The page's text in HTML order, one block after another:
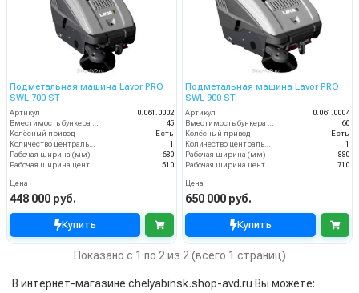
Подметальная машина Lavor PRO
SWL 700 ST
Артикул
0.061.0002
45
Колёсный привод
Есть
1
Рабочая ширина (мм)
680
510
Цена
448 000 руб.
Купить
Подметальная машина Lavor PRO
SWL 900 ST
Артикул
0.061.0004
60
Колёсный привод
Есть
1
Рабочая ширина (мм)
880
710
Цена
650 000 руб.
Купить
Показано с 1 по 2 из 2 (всего 1 страниц)
В интернет-магазине chelyabinsk.shop-avd.ru Вы можете: